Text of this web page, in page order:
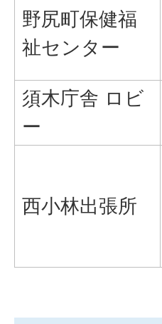
野尻町保健福
祉センター
須木庁舎 ロビ
ー
西小林出張所